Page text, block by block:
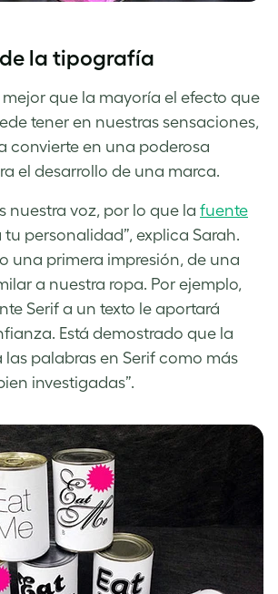
la tipografía
que la mayoría el efecto que
tener en nuestras sensaciones,
convierte en una poderosa
el desarrollo de una marca.
nuestra voz, por lo que la fuente
personalidad”, explica Sarah.
una primera impresión, de una
a nuestra ropa. Por ejemplo,
Serif a un texto le aportará
Está demostrado que la
las palabras en Serif como más
investigadas”.